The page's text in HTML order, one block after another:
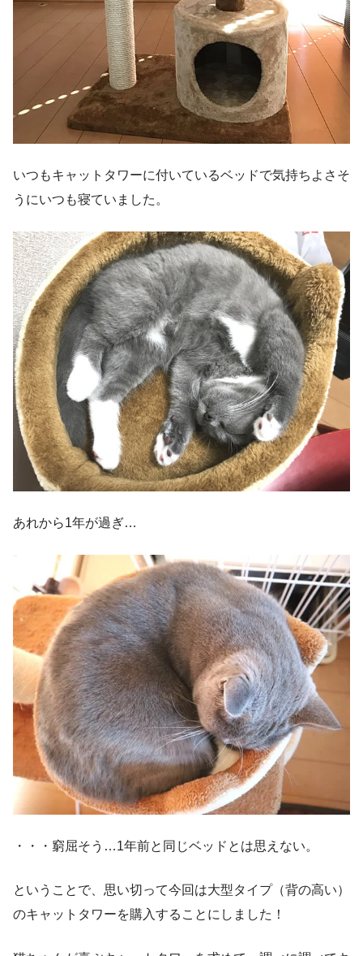
いつもキャットタワーに付いているベッドで気持ちよさそ
うにいつも寝ていました。
あれから1年が過ぎ…
・・・窮屈そう…1年前と同じベッドとは思えない。
ということで、思い切って今回は大型タイプ（背の高い）
のキャットタワーを購入することにしました！